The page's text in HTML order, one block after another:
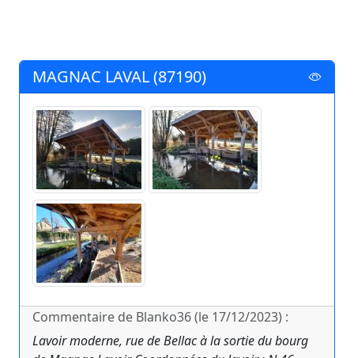
MAGNAC LAVAL (87190)
Commentaire de Blanko36 (le 17/12/2023) :
Lavoir moderne, rue de Bellac à la sortie du bourg